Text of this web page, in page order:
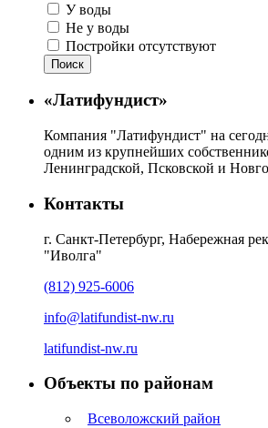
У воды
Не у воды
Постройки отсутствуют
Поиск
«Латифундист»
Компания "Латифундист" на
одним из крупнейших
Ленинградской, Псковской и
Контакты
г. Санкт-Петербург, Набережная
"Иволга"
(812) 925-6006
info@latifundist-nw.ru
latifundist-nw.ru
Объекты по районам
Всеволожский район